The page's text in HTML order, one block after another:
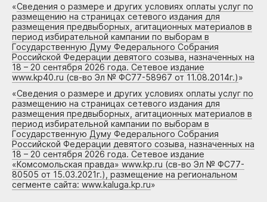
«Сведения о размере и других условиях оплаты услуг по
размещению на страницах сетевого издания для
размещения предвыборных, агитационных материалов в
период избирательной кампании по выборам в
Государственную Думу Федерального Собрания
Российской Федерации девятого созыва, назначенных на
18 – 20 сентября 2026 года. Сетевое издание
www.kp40.ru (св-во Эл № ФС77-58967 от 11.08.2014г.)»
«Сведения о размере и других условиях оплаты услуг по
размещению на страницах сетевого издания для
размещения предвыборных, агитационных материалов в
период избирательной кампании по выборам в
Государственную Думу Федерального Собрания
Российской Федерации девятого созыва, назначенных на
18 – 20 сентября 2026 года. Сетевое издание
«Комсомольская правда» www.kp.ru (св-во Эл № ФС77-
80505 от 15.03.2021г.), размещение на региональном
сегменте сайта: www.kaluga.kp.ru»